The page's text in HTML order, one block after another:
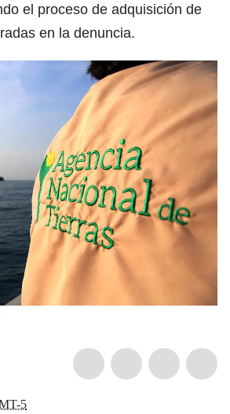
el proceso de adquisición de
en la denuncia.
5